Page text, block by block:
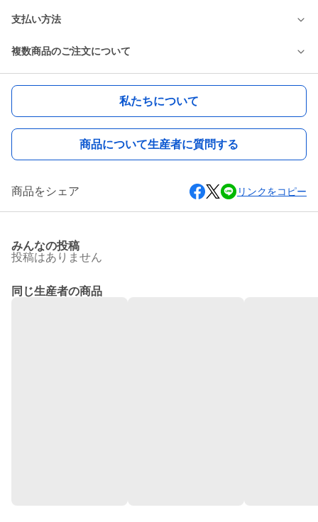
支払い方法
複数商品のご注文について
私たちについて
商品について生産者に質問する
商品をシェア リンクをコピー
みんなの投稿
投稿はありません
同じ生産者の商品